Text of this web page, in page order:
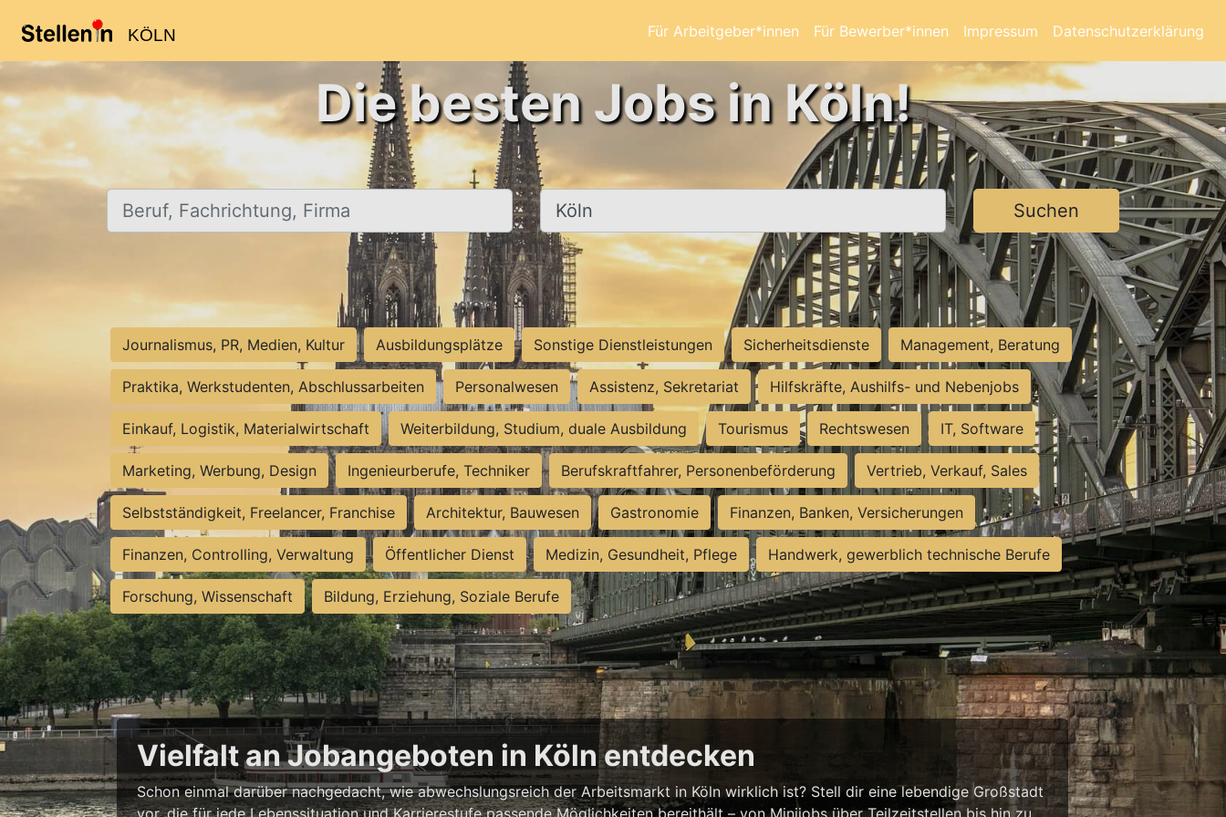
KÖLN Für Arbeitgeber*innen Für Bewerber*innen Impressum Datenschutzerklärung
Die besten Jobs in Köln!
Beruf, Fachrichtung, Firma Ort, Stadt Suchen
Journalismus, PR, Medien, Kultur Ausbildungsplätze Sonstige Dienstleistungen Sicherheitsdienste Management, Beratung
Praktika, Werkstudenten, Abschlussarbeiten Personalwesen Assistenz, Sekretariat Hilfskräfte, Aushilfs- und Nebenjobs
Einkauf, Logistik, Materialwirtschaft Weiterbildung, Studium, duale Ausbildung Tourismus Rechtswesen IT, Software
Marketing, Werbung, Design Ingenieurberufe, Techniker Berufskraftfahrer, Personenbeförderung Vertrieb, Verkauf, Sales
Selbstständigkeit, Freelancer, Franchise Architektur, Bauwesen Gastronomie Finanzen, Banken, Versicherungen
Finanzen, Controlling, Verwaltung Öffentlicher Dienst Medizin, Gesundheit, Pflege Handwerk, gewerblich technische Berufe
Forschung, Wissenschaft Bildung, Erziehung, Soziale Berufe
Vielfalt an Jobangeboten in Köln entdecken
Schon einmal darüber nachgedacht, wie abwechslungsreich der Arbeitsmarkt in Köln wirklich ist? Stell dir eine lebendige Großstadt